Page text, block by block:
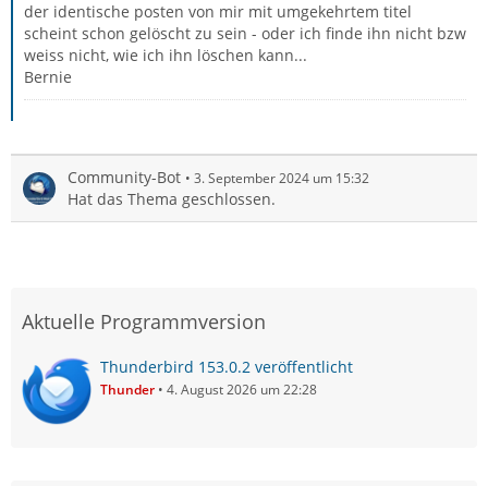
der identische posten von mir mit umgekehrtem titel
scheint schon gelöscht zu sein - oder ich finde ihn nicht bzw
weiss nicht, wie ich ihn löschen kann...
Bernie
Community-Bot 3. September 2024 um 15:32
Hat das Thema geschlossen.
Aktuelle Programmversion
Thunderbird 153.0.2 veröffentlicht
Thunder 4. August 2026 um 22:28